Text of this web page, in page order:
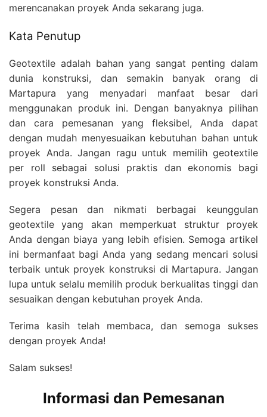
merencanakan proyek Anda sekarang juga.
Kata Penutup
Geotextile adalah bahan yang sangat penting dalam
dunia konstruksi, dan semakin banyak orang di
Martapura yang menyadari manfaat besar dari
menggunakan produk ini. Dengan banyaknya pilihan
dan cara pemesanan yang fleksibel, Anda dapat
dengan mudah menyesuaikan kebutuhan bahan untuk
proyek Anda. Jangan ragu untuk memilih geotextile
per roll sebagai solusi praktis dan ekonomis bagi
proyek konstruksi Anda.
Segera pesan dan nikmati berbagai keunggulan
geotextile yang akan memperkuat struktur proyek
Anda dengan biaya yang lebih efisien. Semoga artikel
ini bermanfaat bagi Anda yang sedang mencari solusi
terbaik untuk proyek konstruksi di Martapura. Jangan
lupa untuk selalu memilih produk berkualitas tinggi dan
sesuaikan dengan kebutuhan proyek Anda.
Terima kasih telah membaca, dan semoga sukses
dengan proyek Anda!
Salam sukses!
Informasi dan Pemesanan